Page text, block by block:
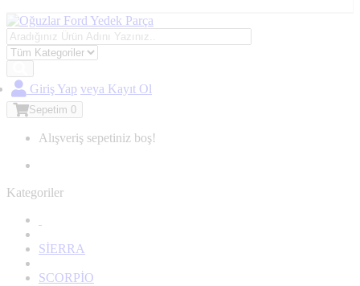
Giriş Yap veya Kayıt Ol
Sepetim 0
Alışveriş sepetiniz boş!
Kategoriler
SİERRA
SCORPİO